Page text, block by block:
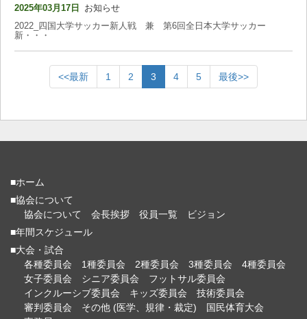
2025年03月17日 お知らせ
2022_四国大学サッカー新人戦 兼 第6回全日本大学サッカー
新・・・
<<最新 1 2 3 4 5 最後>>
■ホーム
■協会について
協会について
会長挨拶 役員一覧
ビジョン
■年間スケジュール
■大会・試合
各種委員会
1種委員会 2種委員会 3種委員会
4種委員会
女子委員会
シニア委員会
フットサル委員会
インクルーシブ委員会
キッズ委員会
技術委員会
審判委員会
その他 (医学、規律・裁定)
国民体育大会